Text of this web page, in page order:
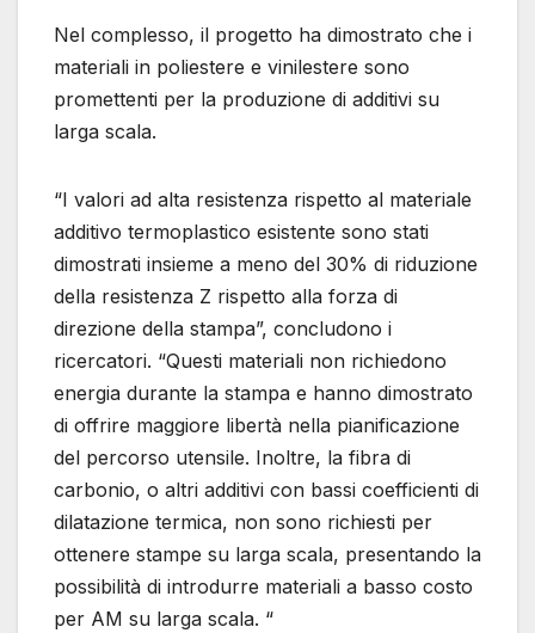
Nel complesso, il progetto ha dimostrato che i
materiali in poliestere e vinilestere sono
promettenti per la produzione di additivi su
larga scala.
“I valori ad alta resistenza rispetto al materiale
additivo termoplastico esistente sono stati
dimostrati insieme a meno del 30% di riduzione
della resistenza Z rispetto alla forza di
direzione della stampa”, concludono i
ricercatori. “Questi materiali non richiedono
energia durante la stampa e hanno dimostrato
di offrire maggiore libertà nella pianificazione
del percorso utensile. Inoltre, la fibra di
carbonio, o altri additivi con bassi coefficienti di
dilatazione termica, non sono richiesti per
ottenere stampe su larga scala, presentando la
possibilità di introdurre materiali a basso costo
per AM su larga scala. “